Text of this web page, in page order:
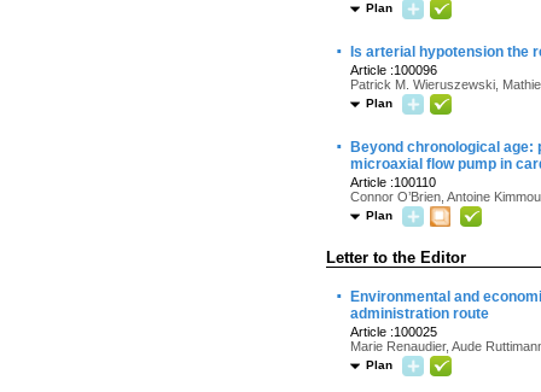
Plan
· Is arterial hypotension the
Article :100096
Patrick M. Wieruszewski,
Plan
· Beyond chronological
microaxial flow pump in
Article :100110
Connor O’Brien, Antoine
Plan
Letter to the Editor
· Environmental and
administration route
Article :100025
Marie Renaudier, Aude
Plan